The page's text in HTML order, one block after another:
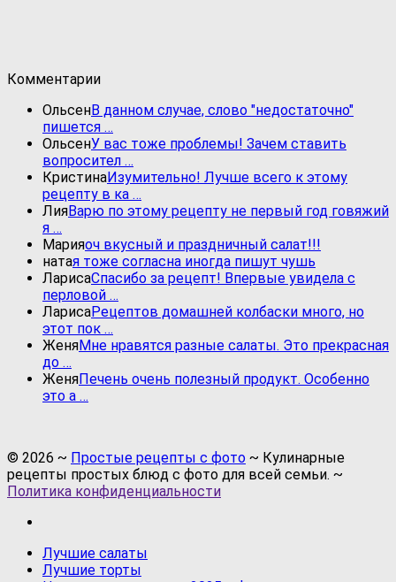
Комментарии
ОльсенВ данном случае, слово "недостаточно"
пишется …
ОльсенУ вас тоже проблемы! Зачем ставить
вопросител …
КристинаИзумительно! Лучше всего к этому
рецепту в ка …
ЛияВарю по этому рецепту не первый год говяжий
я …
Марияоч вкусный и праздничный салат!!!
натая тоже согласна иногда пишут чушь
ЛарисаСпасибо за рецепт! Впервые увидела с
перловой …
ЛарисаРецептов домашней колбаски много, но
этот пок …
ЖеняМне нравятся разные салаты. Это прекрасная
до …
ЖеняПечень очень полезный продукт. Особенно
это а …
© 2026 ~ Простые рецепты с фото ~ Кулинарные
рецепты простых блюд с фото для всей семьи. ~
Политика конфиденциальности
Лучшие салаты
Лучшие торты